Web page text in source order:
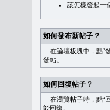
該怎樣發起一
如何發布新帖子？
在論壇板塊中，點“
發帖。
如何回復帖子？
在瀏覽帖子時，點“
能回復。